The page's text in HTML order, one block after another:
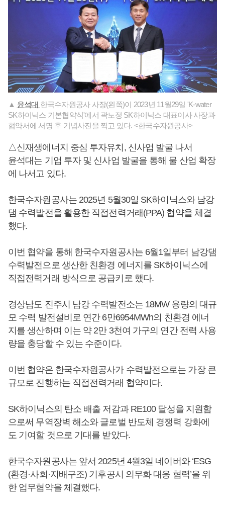
▲ 윤석대 한국수자원공사 사장(왼쪽)이 2023년 11월29일 'K-water
SK하이닉스 기본협약식'에서 곽노정 SK하이닉스 대표이사 사장과
협약서에 서명 후 기념사진을 찍고 있다. <한국수자원공사>
△신재생에너지 중심 투자유치, 신사업 발굴 나서
윤석대는 기업 투자 및 신사업 발굴을 통해 물 산업 확장
에 나서고 있다.
한국수자원공사는 2025년 5월30일 SK하이닉스와 남강
댐 수력발전을 활용한 직접전력거래(PPA) 협약을 체결
했다.
이번 협약을 통해 한국수자원공사는 6월1일부터 남강댐
수력발전으로 생산한 친환경 에너지를 SK하이닉스에
직접전력거래 방식으로 공급키로 했다.
경상남도 진주시 남강 수력발전소는 18MW 용량의 대규
모 수력 발전설비로 연간 6만6954MWh의 친환경 에너
지를 생산하며 이는 약 2만 3천여 가구의 연간 전력 사용
량을 충당할 수 있는 수준이다.
이번 협약은 한국수자원공사가 수력발전으로는 가장 큰
규모로 진행하는 직접전력거래 협약이다.
SK하이닉스의 탄소 배출 저감과 RE100 달성을 지원함
으로써 무역장벽 해소와 글로벌 반도체 경쟁력 강화에
도 기여할 것으로 기대를 받았다.
한국수자원공사는 앞서 2025년 4월3일 네이버와 ‘ESG
(환경·사회·지배구조) 기후공시 의무화 대응 협력’을 위
한 업무협약을 체결했다.